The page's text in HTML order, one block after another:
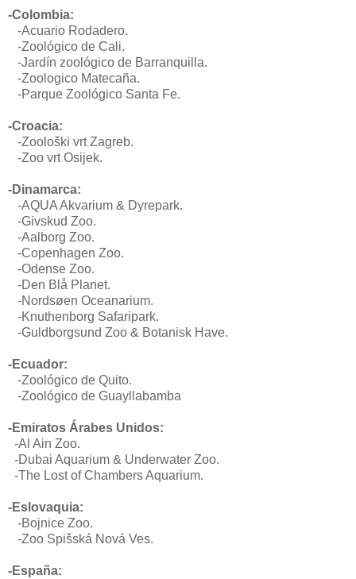
-Colombia:
-Acuario Rodadero.
-Zoológico de Cali.
-Jardín zoológico de Barranquilla.
-Zoologico Matecaña.
-Parque Zoológico Santa Fe.
-Croacia:
-Zoološki vrt Zagreb.
-Zoo vrt Osijek.
-Dinamarca:
-AQUA Akvarium & Dyrepark.
-Givskud Zoo.
-Aalborg Zoo.
-Copenhagen Zoo.
-Odense Zoo.
-Den Blå Planet.
-Nordsøen Oceanarium.
-Knuthenborg Safaripark.
-Guldborgsund Zoo & Botanisk Have.
-Ecuador:
-Zoológico de Quito.
-Zoológico de Guayllabamba
-Emiratos Árabes Unidos:
-Al Ain Zoo.
-Dubai Aquarium & Underwater Zoo.
-The Lost of Chambers Aquarium.
-Eslovaquia:
-Bojnice Zoo.
-Zoo Spišská Nová Ves.
-España: